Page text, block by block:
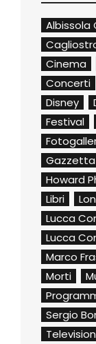
Albissola
Cinema
Concerti
Disney
Festival
Howard
Libri
Lucca
Lucca
Marco
Morti
Sergio